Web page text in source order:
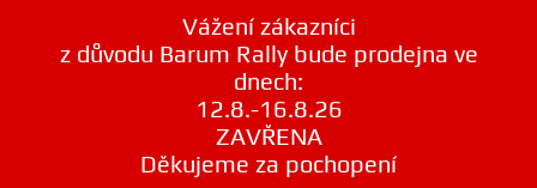
Vážení zákazníci
z důvodu Barum Rally bude prodejna ve
dnech:
12.8.-16.8.26
ZAVŘENA
Děkujeme za pochopení